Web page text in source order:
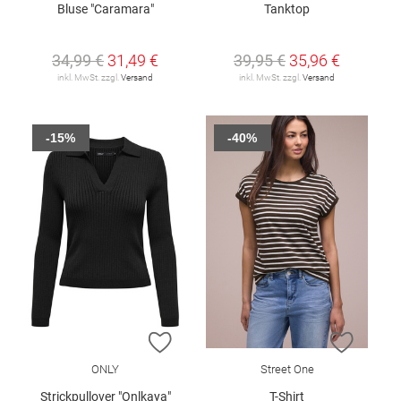
Bluse "Caramara"
34,99 € 31,49 €
inkl. MwSt. zzgl. Versand
Tanktop
39,95 € 35,96 €
inkl. MwSt. zzgl. Versand
ZUR WUNSCHLISTE HINZUFÜGEN
ONLY
Strickpullover "Onlkaya"
-15%
ZUR
Street One
T-Shirt
-40%